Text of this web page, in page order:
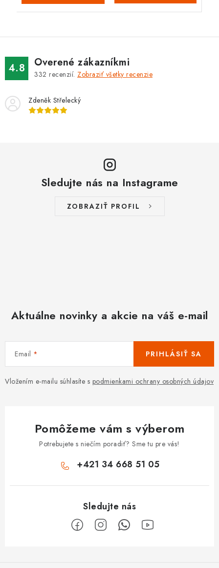
4.8 Overené zákazníkmi
332 recenzií. Zobraziť všetky recenzie
Zdeněk Střelecký
Sledujte nás na Instagrame
ZOBRAZIŤ PROFIL
Aktuálne novinky a akcie na váš e-mail
Email
Vložením e-mailu súhlasíte s podmienkami ochrany osobných údajov
PRIHLÁSIŤ SA
Pomôžeme vám s výberom
Potrebujete s niečím poradiť? Sme tu pre vás!
+421 34 668 51 05